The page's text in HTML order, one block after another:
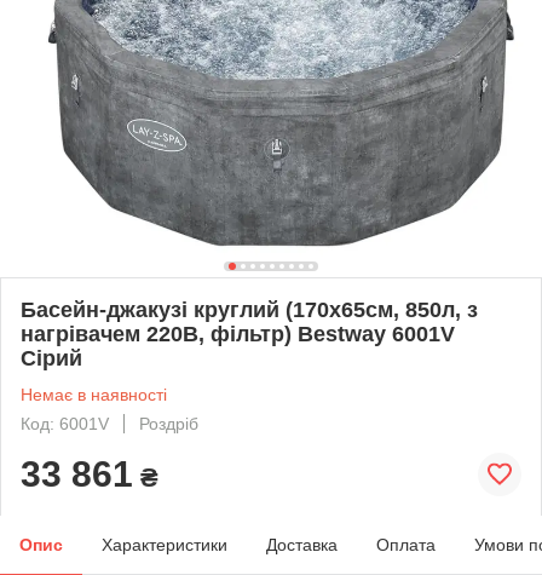
Басейн-джакузі круглий (170х65см, 850л, з
нагрівачем 220В, фільтр) Bestway 6001V
Сірий
Немає в наявності
Код: 6001V
Роздріб
33 861 ₴
Опис Характеристики Доставка Оплата Умови